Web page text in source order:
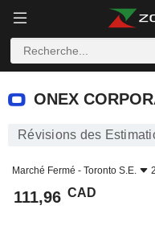
ONEX CORPORATION
ONEX
Révisions des
Marché Fermé - Toronto S.E.
111,96 CAD